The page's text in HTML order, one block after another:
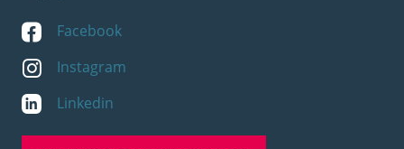
Facebook
Instagram
Linkedin